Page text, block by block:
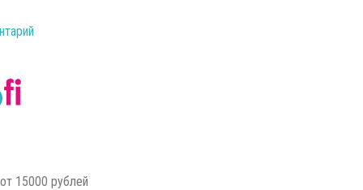
15000 рублей